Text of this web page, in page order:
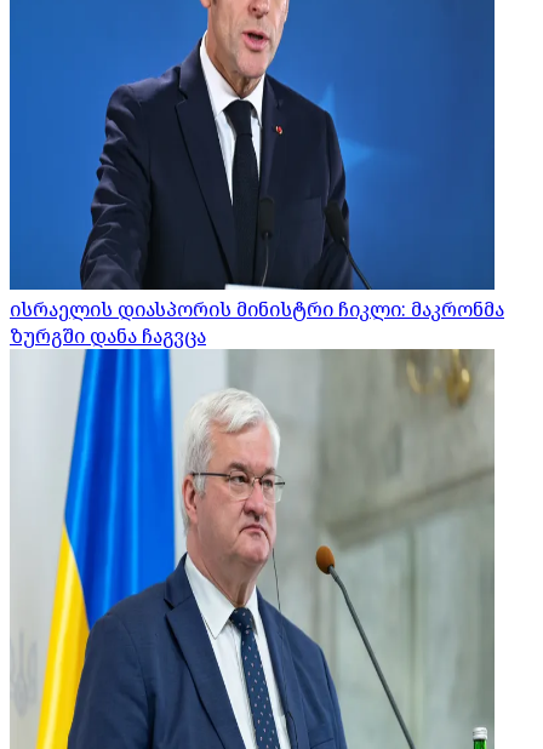
ისრაელის დიასპორის მინისტრი ჩიკლი: მაკრონმა
ზურგში დანა ჩაგვცა